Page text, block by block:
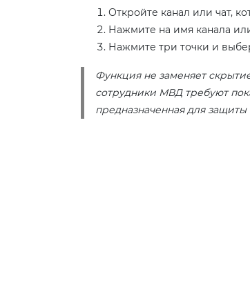
Откройте канал или чат,
Нажмите на имя канала
Нажмите три точки и
Функция не заменяет
сотрудники МВД требуют
предназначенная для защиты